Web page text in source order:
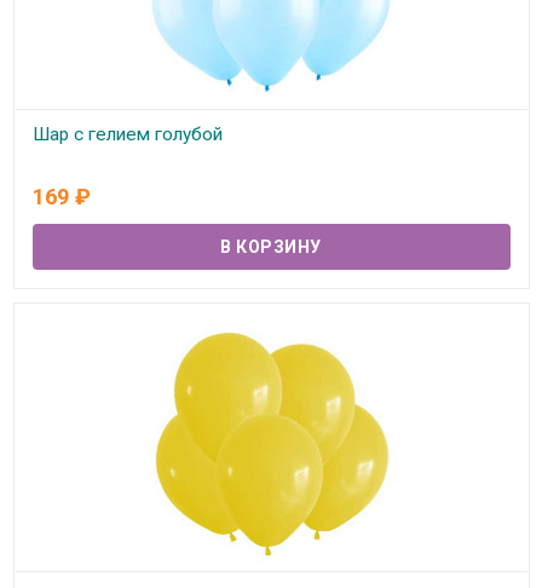
Шар с гелием голубой
169 ₽